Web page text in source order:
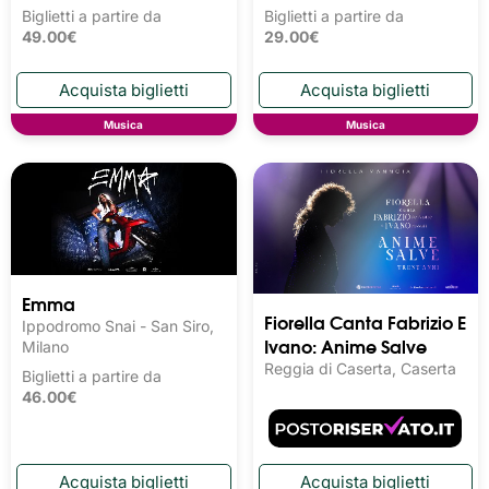
Biglietti a partire da
49.00€
Musica
Biglietti a partire da
29.00€
Musica
Emma
Ippodromo Snai - San Siro,
Milano
Biglietti a partire da
46.00€
Fiorella Canta Fabrizio E
Ivano: Anime Salve
Reggia di Caserta, Caserta